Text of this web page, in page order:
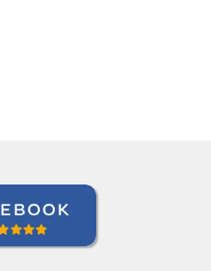
em Barueri, Gestora de